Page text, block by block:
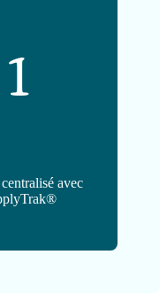
1
avec